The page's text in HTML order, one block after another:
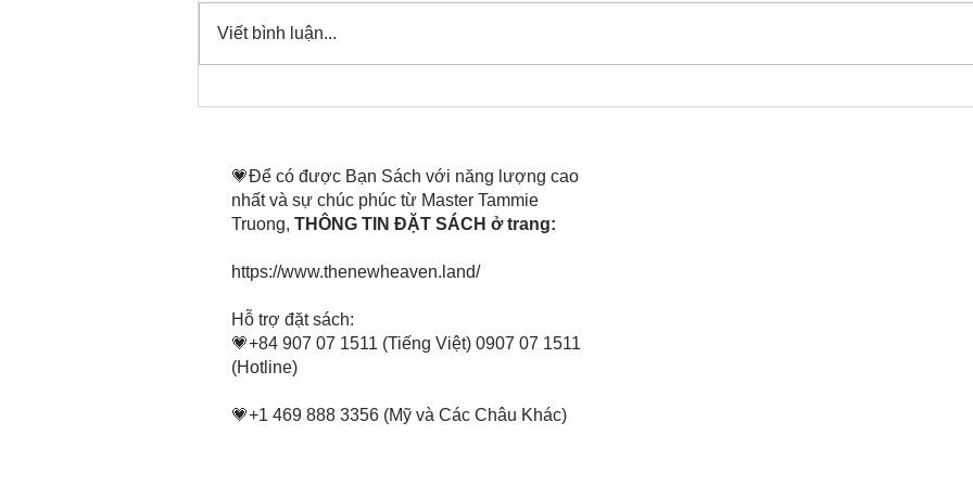
Viết bình luận...
💗Để có được Bạn Sách với năng lượng cao
nhất và sự chúc phúc từ Master Tammie
Truong, THÔNG TIN ĐẶT SÁCH ở trang:
https://www.thenewheaven.land/
​Hỗ trợ đặt sách:
💗+84 907 07 1511 (Tiếng Việt) 0907 07 1511
(Hotline)
💗+1 469 888 3356 (Mỹ và Các Châu Khác)